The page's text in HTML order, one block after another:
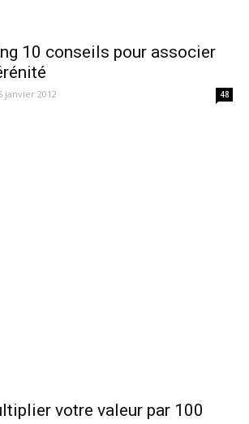
10 conseils pour associer
janvier 2012 48
votre valeur par 100